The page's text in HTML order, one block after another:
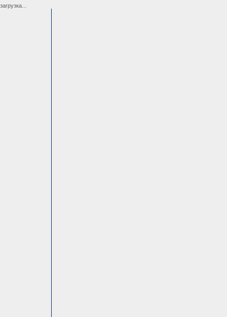
загрузка...